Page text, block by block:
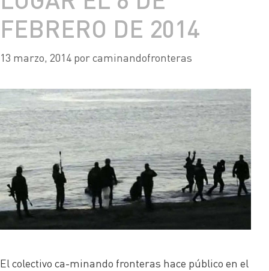
FEBRERO DE 2014
13 marzo, 2014 porcaminandofronteras
El colectivo ca-minando fronteras hace público en el